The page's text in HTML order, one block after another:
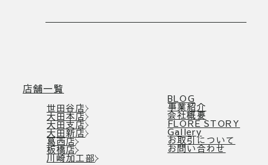
店舗一覧
世田谷店
大田本店
大田支店
大田新店
葛西店
板橋店
川崎加工部
BLOG
事業紹介
会社概要
FLORE STORY
Gallery
お取引について
お問い合わせ